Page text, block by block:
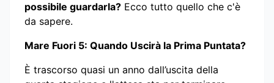
possibile guardarla? Ecco tutto quello che c'è
da sapere.
Mare Fuori 5: Quando Uscirà la Prima Puntata?
È trascorso quasi un anno dall’uscita della